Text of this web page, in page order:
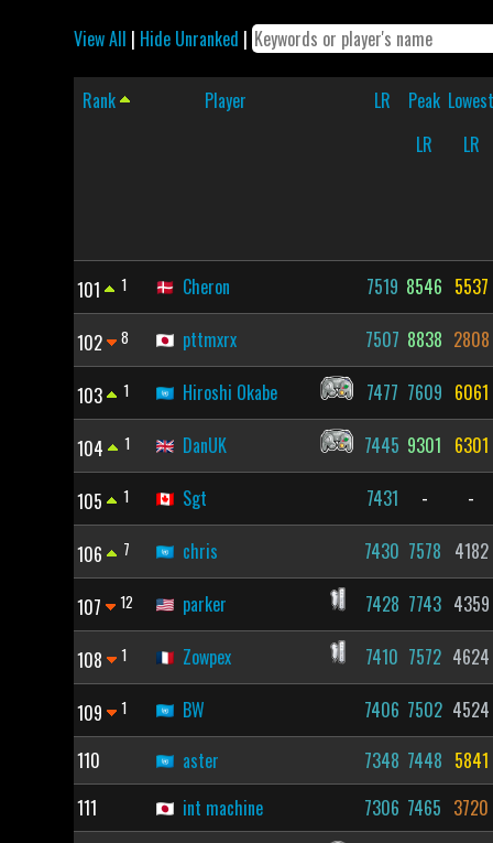
View All | Hide Unranked |
Rank Player LR
Peak
LR
LR
101 1 Cheron 7519 8546 5537
102 8 pttmxrx 7507 8838 2808
103 1 Hiroshi Okabe 7477 7609 6061
104 1 DanUK 7445 9301 6301
105 1 Sgt 7431 - -
106 7 chris 7430 7578 4182
107 12 parker 7428 7743 4359
108 1 Zowpex 7410 7572 4624
109 1 BW 7406 7502 4524
110
aster 7348 7448 5841
111
int machine 7306 7465 3720